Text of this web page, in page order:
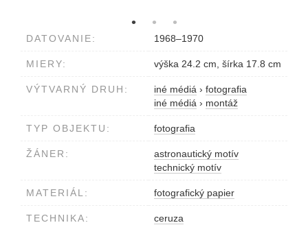
DATOVANIE: 1968–1970
MIERY: výška 24.2 cm, šírka 17.8 cm
VÝTVARNÝ DRUH: iné médiá › fotografia
iné médiá › montáž
TYP OBJEKTU: fotografia
ŽÁNER:
astronautický motív
technický motív
MATERIÁL: fotografický papier
TECHNIKA:
ceruza